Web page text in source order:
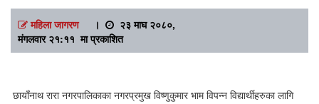
महिला जागरण।
२३ माघ २०८०,
मंगलवार २१:११ मा प्रकाशित
छायाँनाथ रारा नगरपालिकाका नगरप्रमुख विष्णुकुमार भाम विपन्न विद्यार्थीहरुका लागि